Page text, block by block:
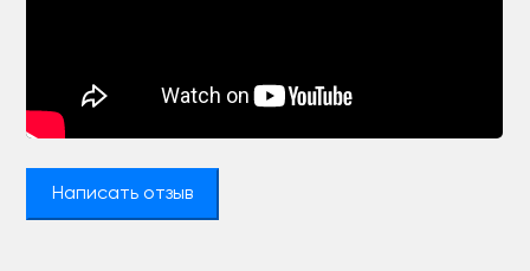
Написать отзыв